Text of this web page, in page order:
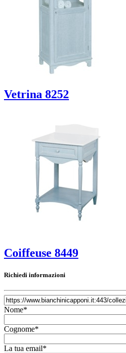
Vetrina 8252
Coiffeuse 8449
Richiedi informazioni
Nome*
Cognome*
La tua email*